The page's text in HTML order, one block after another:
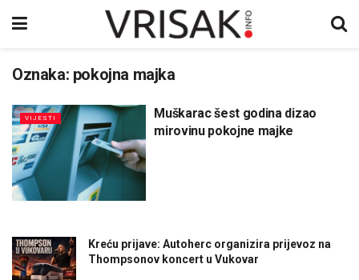
Oznaka: pokojna majka
VIJESTI
Muškarac šest godina dizao
mirovinu pokojne majke
Kreću prijave: Autoherc organizira prijevoz na
Thompsonov koncert u Vukovar